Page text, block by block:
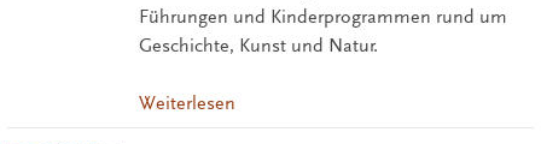
Führungen und Kinderprogrammen rund um
Geschichte, Kunst und Natur.
Weiterlesen